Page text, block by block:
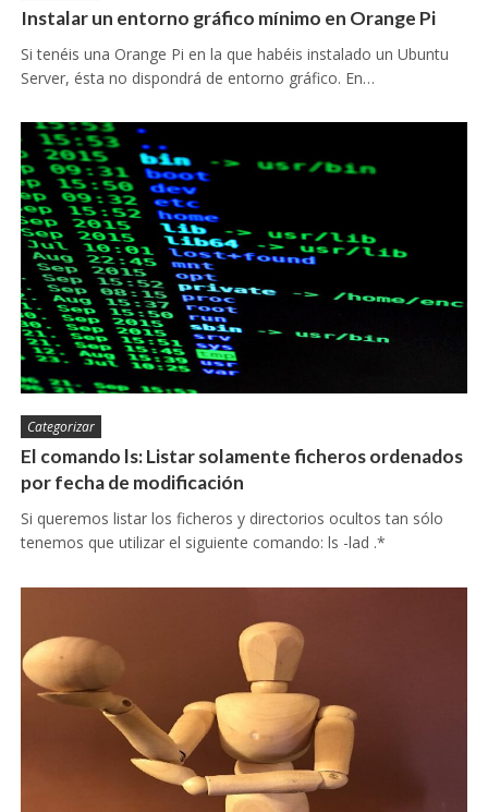
Instalar un entorno gráfico mínimo en Orange Pi
Si tenéis una Orange Pi en la que habéis instalado un Ubuntu
Server, ésta no dispondrá de entorno gráfico. En…
Categorizar
El comando ls: Listar solamente ficheros ordenados
por fecha de modificación
Si queremos listar los ficheros y directorios ocultos tan sólo
tenemos que utilizar el siguiente comando: ls -lad .*